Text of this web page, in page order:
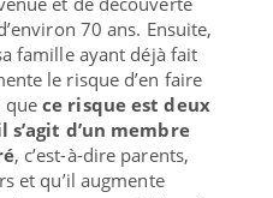
70 ans. Ensuite,
famille ayant déjà fait
le risque d’en faire
quece risque est deux
s’agit d’un membre
, c’est-à-dire parents,
et qu’il augmente